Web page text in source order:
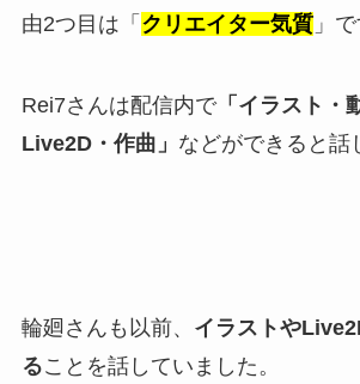
由2つ目は「 クリエイター気質」で
Rei7さんは配信内で「イラスト・
Live2D・作曲」 などができると話
輪廻さんも以前、 イラストや
ることを話していました。